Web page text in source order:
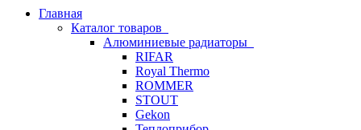
Главная
Каталог товаров
Алюминиевые радиаторы
RIFAR
Royal Thermo
ROMMER
STOUT
Gekon